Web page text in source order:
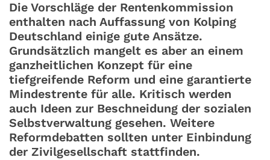
Die Vorschläge der Rentenkommission
enthalten nach Auffassung von Kolping
Deutschland einige gute Ansätze.
Grundsätzlich mangelt es aber an einem
ganzheitlichen Konzept für eine
tiefgreifende Reform und eine garantierte
Mindestrente für alle. Kritisch werden
auch Ideen zur Beschneidung der sozialen
Selbstverwaltung gesehen. Weitere
Reformdebatten sollten unter Einbindung
der Zivilgesellschaft stattfinden.